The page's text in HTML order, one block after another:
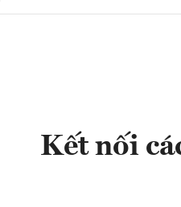
Kết nối